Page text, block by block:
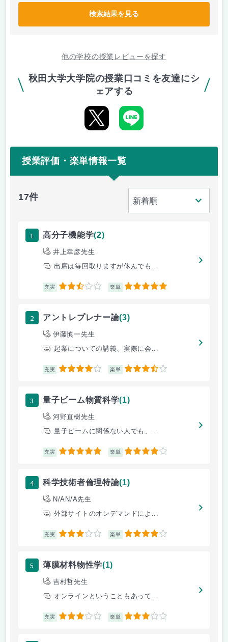
検索結果を見る
他の学校の授業レビューを探す
秋田大学大学院の授業口コミを友達にシ
ェアする
授業評価・楽単情報一覧
17件
1 高分子機能学(2)
井上幸彦先生
出席は毎回取りますが休んでも...
充実 2.5 楽単 5
2 アントレプレナー論(3)
伊藤慎一先生
起業についての講義、実際に会...
充実 4 楽単 3.5
3 量子ビーム物質科学(1)
河野直樹先生
量子ビームに関係ない人でも、...
充実 5 楽単 4
4 科学技術者倫理特論(1)
N/AN/A先生
外部サイトのオンデマンドによ...
充実 3 楽単 4
5 薄膜材料物性学(1)
吉村哲先生
オンラインということもあって...
充実 3 楽単 3